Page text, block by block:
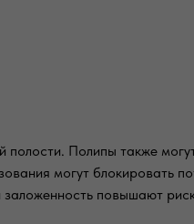
полости. Полипы также
могут блокировать
повышают